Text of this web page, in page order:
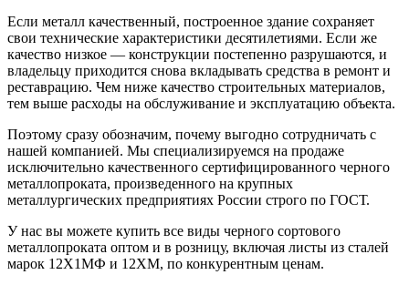
Если металл качественный, построенное здание сохраняет
свои технические характеристики десятилетиями. Если же
качество низкое — конструкции постепенно разрушаются, и
владельцу приходится снова вкладывать средства в ремонт и
реставрацию. Чем ниже качество строительных материалов,
тем выше расходы на обслуживание и эксплуатацию объекта.
Поэтому сразу обозначим, почему выгодно сотрудничать с
нашей компанией. Мы специализируемся на продаже
исключительно качественного сертифицированного черного
металлопроката, произведенного на крупных
металлургических предприятиях России строго по ГОСТ.
У нас вы можете купить все виды черного сортового
металлопроката оптом и в розницу, включая листы из сталей
марок 12Х1МФ и 12ХМ, по конкурентным ценам.